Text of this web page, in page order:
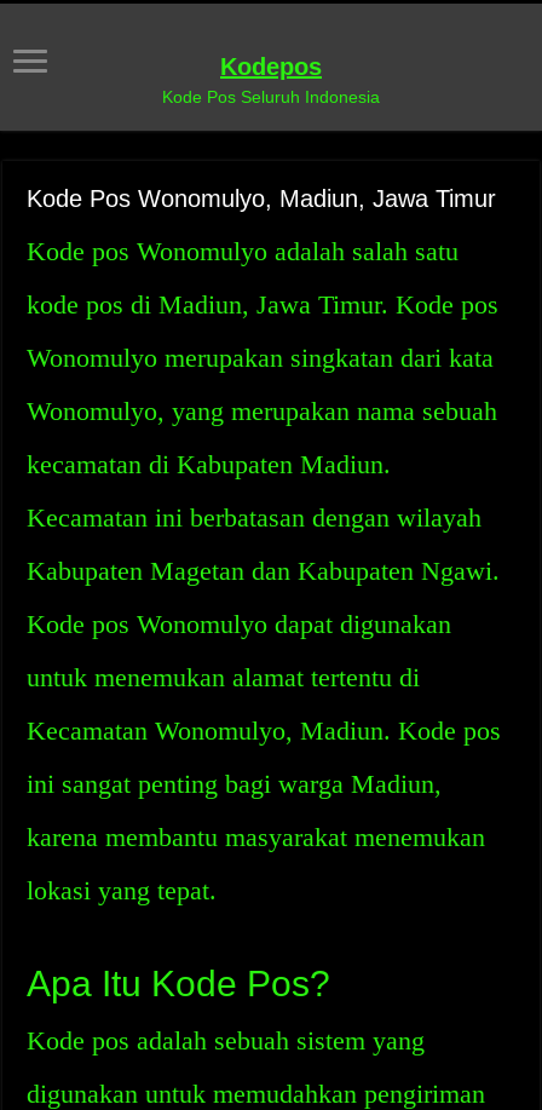
Kodepos
Kode Pos Seluruh Indonesia
Kode Pos Wonomulyo, Madiun, Jawa Timur
Kode pos Wonomulyo adalah salah satu
kode pos di Madiun, Jawa Timur. Kode pos
Wonomulyo merupakan singkatan dari kata
Wonomulyo, yang merupakan nama sebuah
kecamatan di Kabupaten Madiun.
Kecamatan ini berbatasan dengan wilayah
Kabupaten Magetan dan Kabupaten Ngawi.
Kode pos Wonomulyo dapat digunakan
untuk menemukan alamat tertentu di
Kecamatan Wonomulyo, Madiun. Kode pos
ini sangat penting bagi warga Madiun,
karena membantu masyarakat menemukan
lokasi yang tepat.
Apa Itu Kode Pos?
Kode pos adalah sebuah sistem yang
digunakan untuk memudahkan pengiriman